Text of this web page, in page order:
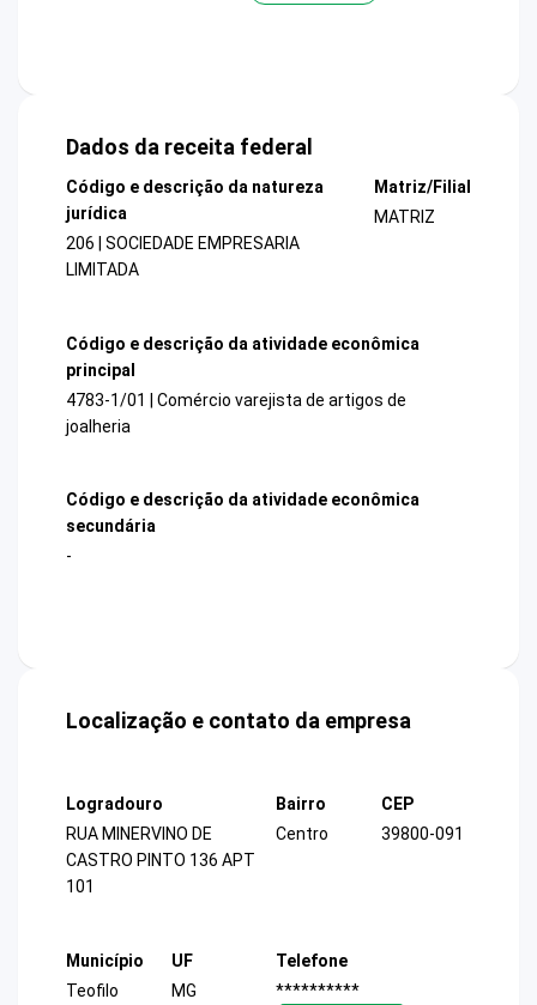
Dados da receita federal
Código e descrição da natureza
jurídica
206 | SOCIEDADE EMPRESARIA
LIMITADA
Matriz/Filial
MATRIZ
Código e descrição da atividade econômica
principal
4783-1/01 | Comércio varejista de artigos de
joalheria
Código e descrição da atividade econômica
secundária
-
Localização e contato da empresa
Logradouro
RUA MINERVINO DE
CASTRO PINTO 136 APT
101
Bairro
Centro
CEP
39800-091
Município
Teofilo
UF
MG
Telefone
**********